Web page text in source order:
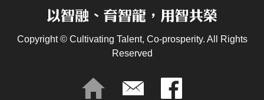
Copyright © Cultivating Talent, Co-prosperity. All Rights
Reserved